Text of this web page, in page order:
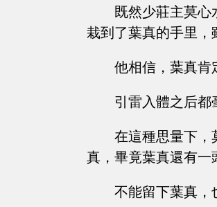
既然少莊主莫
栽到了葉真的手里，
他相信，葉真肯
引雷入體之后都
在這種思量下，
真，畢竟葉真還有一
不能留下葉真，